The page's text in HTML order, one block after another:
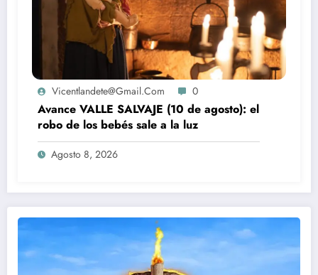
Vicentlandete@gmail.com 0
Avance VALLE SALVAJE (10 de agosto): el
robo de los bebés sale a la luz
Agosto 8, 2026